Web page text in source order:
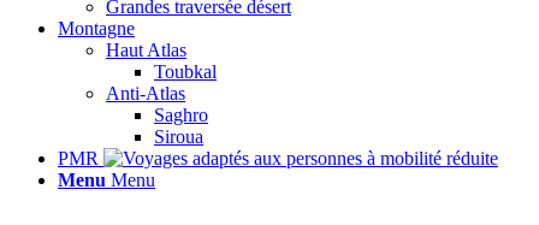
Grandes traversée désert
Montagne
Haut Atlas
Toubkal
Anti-Atlas
Saghro
Siroua
PMR
Menu Menu